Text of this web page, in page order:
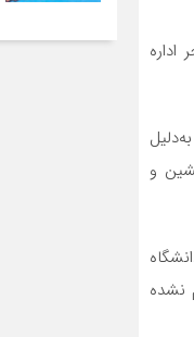
اداره
و
نشده